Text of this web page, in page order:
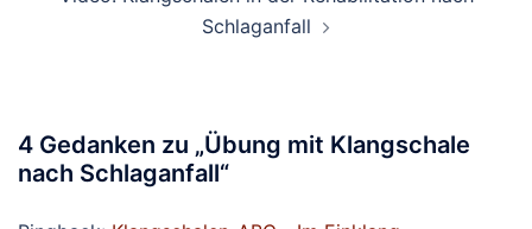
Schlaganfall
4 Gedanken zu „Übung mit Klangschale
nach Schlaganfall“